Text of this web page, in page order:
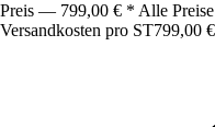
Preis — 799,00 € * Alle
Versandkosten pro ST799,00 €